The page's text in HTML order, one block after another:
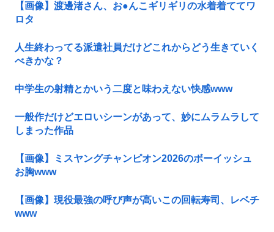
【画像】渡邊渚さん、お●んこギリギリの水着着ててワ
ロタ
人生終わってる派遣社員だけどこれからどう生きていく
べきかな？
中学生の射精とかいう二度と味わえない快感www
一般作だけどエロいシーンがあって、妙にムラムラして
しまった作品
【画像】ミスヤングチャンピオン2026のボーイッシュ
お胸www
【画像】現役最強の呼び声が高いこの回転寿司、レベチ
www